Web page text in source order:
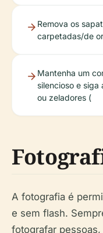
Remova os
carpetadas/de
Mantenha um
silencioso e siga
ou zeladores (
A fotografia é
e sem flash.
fotografar